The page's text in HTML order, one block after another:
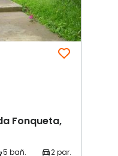
Fonqueta,